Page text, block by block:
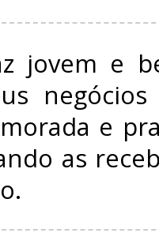
jovem e
e
as